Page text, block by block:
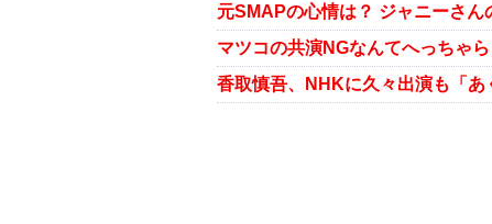
元SMAPの心情は？ ジャニーさ